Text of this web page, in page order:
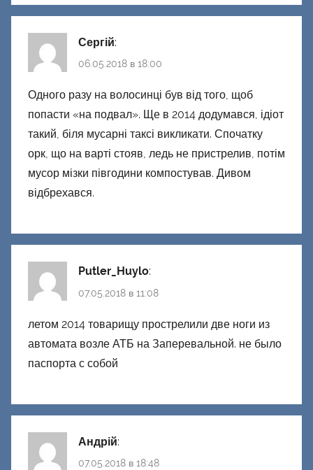
Сергій:
06.05.2018 в 18:00
Одного разу на волосинці був від того, щоб
попасти «на подвал». Ще в 2014 додумався, ідіот
такий, біля мусарні таксі викликати. Спочатку
орк, що на варті стояв, ледь не пристрелив, потім
мусор мізки півгодини компостував. Дивом
відбрехався.
Putler_Huylo:
07.05.2018 в 11:08
летом 2014 товарищу прострелили две ноги из
автомата возле АТБ на Заперевальной. не было
паспорта с собой
Андрій:
07.05.2018 в 18:48